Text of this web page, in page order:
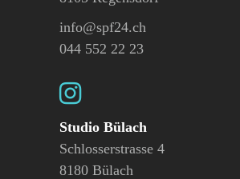
info@spf24.ch
044 552 22 23
Studio Bülach
Schlosserstrasse 4
8180 Bülach